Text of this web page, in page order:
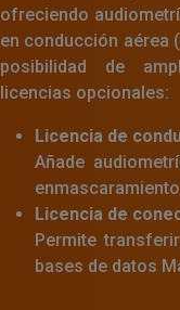
ofreciendo
en conducción aérea
posibilidad de
licencias opcionales:
Licencia de
Añade
Licencia de
Permite
bases de datos